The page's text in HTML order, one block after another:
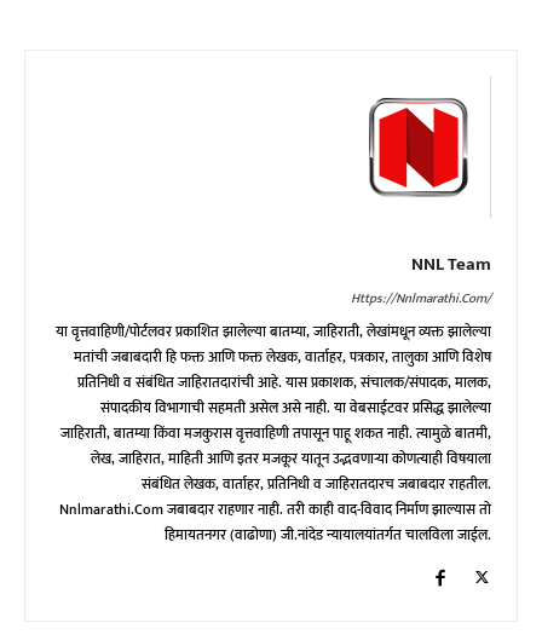
NNL Team
Https://nnlmarathi.com/
या वृत्तवाहिणी/पोर्टलवर प्रकाशित झालेल्या बातम्या, जाहिराती, लेखांमधून व्यक्त झालेल्या
मतांची जबाबदारी हि फक्त आणि फक्त लेखक, वार्ताहर, पत्रकार, तालुका आणि विशेष
प्रतिनिधी व संबंधित जाहिरातदारांची आहे. यास प्रकाशक, संचालक/संपादक, मालक,
संपादकीय विभागाची सहमती असेल असे नाही. या वेबसाईटवर प्रसिद्ध झालेल्या
जाहिराती, बातम्या किंवा मजकुरास वृत्तवाहिणी तपासून पाहू शकत नाही. त्यामुळे बातमी,
लेख, जाहिरात, माहिती आणि इतर मजकूर यातून उद्भवणाऱ्या कोणत्याही विषयाला
संबंधित लेखक, वार्ताहर, प्रतिनिधी व जाहिरातदारच जबाबदार राहतील.
Nnlmarathi.com जबाबदार राहणार नाही. तरी काही वाद-विवाद निर्माण झाल्यास तो
हिमायतनगर (वाढोणा) जी.नांदेड न्यायालयांतर्गत चालविला जाईल.